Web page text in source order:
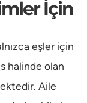
İçin
eşler için
halinde olan
Aile